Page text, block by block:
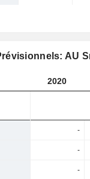
AU
2020
-
-
-